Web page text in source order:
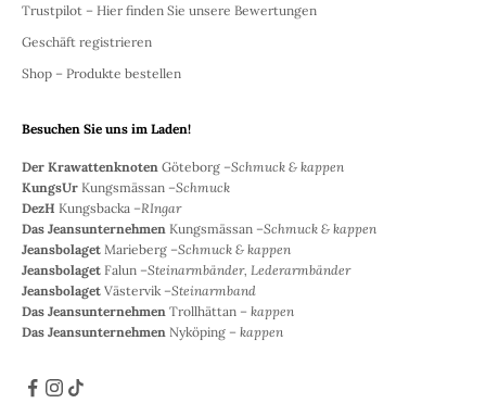
Trustpilot – Hier finden Sie unsere Bewertungen
Geschäft registrieren
Shop – Produkte bestellen
Besuchen Sie uns im Laden!
Der Krawattenknoten Göteborg –Schmuck & kappen
KungsUr Kungsmässan –Schmuck
DezH Kungsbacka –RIngar
Das Jeansunternehmen Kungsmässan –Schmuck & kappen
Jeansbolaget Marieberg –Schmuck & kappen
Jeansbolaget Falun –Steinarmbänder, Lederarmbänder
Jeansbolaget Västervik –Steinarmband
Das Jeansunternehmen Trollhättan – kappen
Das Jeansunternehmen Nyköping – kappen